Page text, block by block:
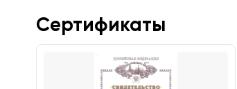
Сертификаты